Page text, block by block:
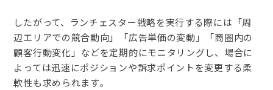
したがって、ランチェスター戦略を実行する際には「周
辺エリアでの競合動向」「広告単価の変動」「商圏内の
顧客行動変化」などを定期的にモニタリングし、場合に
よっては迅速にポジションや訴求ポイントを変更する柔
軟性も求められます。